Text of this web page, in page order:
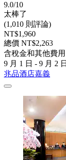
9.0/10
太棒了
(1,010 則評論)
NT$1,960
總價 NT$2,263
含稅金和其他費用
9 月 1 日 - 9 月 2 日
兆品酒店嘉義